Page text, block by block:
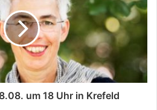
um 18 Uhr in Krefeld